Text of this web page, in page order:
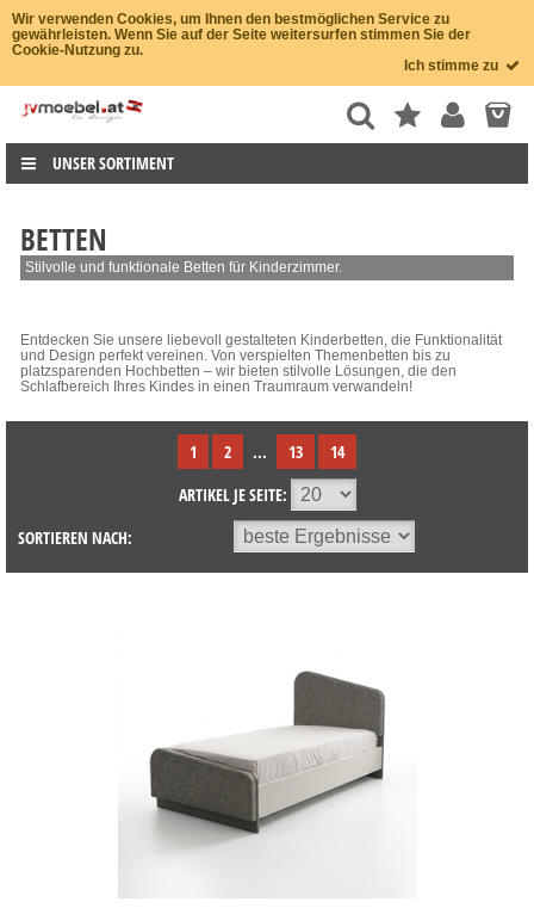
Wir verwenden Cookies, um Ihnen den bestmöglichen Service zu
gewährleisten. Wenn Sie auf der Seite weitersurfen stimmen Sie der
Cookie-Nutzung zu.
Ich stimme zu
UNSER SORTIMENT
BETTEN
Stilvolle und funktionale Betten für Kinderzimmer.
Entdecken Sie unsere liebevoll gestalteten Kinderbetten, die Funktionalität
und Design perfekt vereinen. Von verspielten Themenbetten bis zu
platzsparenden Hochbetten – wir bieten stilvolle Lösungen, die den
Schlafbereich Ihres Kindes in einen Traumraum verwandeln!
1 2 ... 13
14
ARTIKEL JE SEITE:
SORTIEREN NACH: